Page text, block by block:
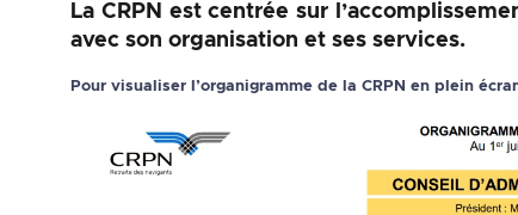
La CRPN est centrée sur
avec son organisation et ses services.
Pour visualiser l’organigramme de la CRPN en plein